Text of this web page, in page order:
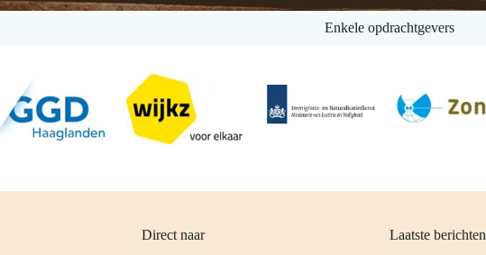
Enkele opdrachtgevers
Direct naar
Laatste berichten